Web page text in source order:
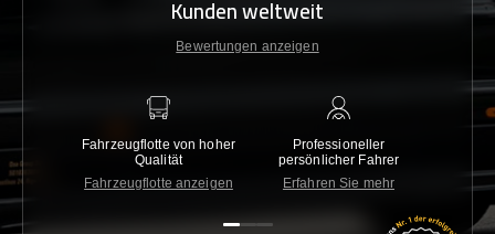
Kunden weltweit
Bewertungen anzeigen
Fahrzeugflotte von hoher
Qualität
Fahrzeugflotte anzeigen
Professioneller
persönlicher Fahrer
Erfahren Sie mehr